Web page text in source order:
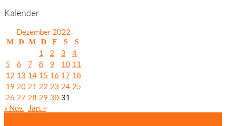
Kalender
Dezember 2022
M D M D F S S
1 2 3
4
5
6 7 8 9 10 11
12 13 14 15 16 17 18
19 20 21 22 23 24 25
26 27 28 29 30 31
« Nov.
Jan. »